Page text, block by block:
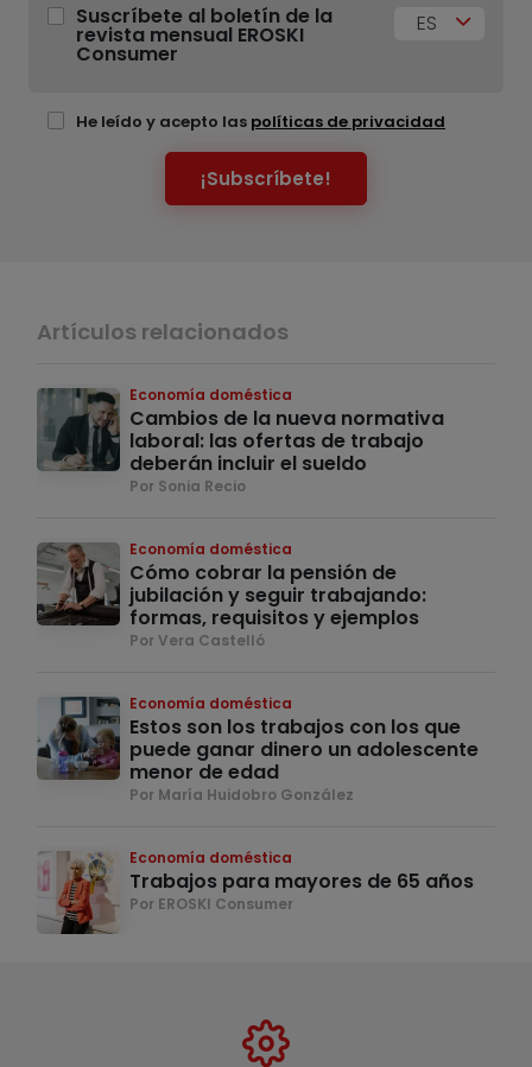
Suscríbete al boletín de la
revista mensual EROSKI
Consumer
ES
He leído y acepto las políticas de privacidad
¡Subscríbete!
Artículos relacionados
Economía doméstica
Cambios de la nueva normativa
laboral: las ofertas de trabajo
deberán incluir el sueldo
Por Sonia Recio
Economía doméstica
Cómo cobrar la pensión de
jubilación y seguir trabajando:
formas, requisitos y ejemplos
Por Vera Castelló
Economía doméstica
Estos son los trabajos con los que
puede ganar dinero un adolescente
menor de edad
Por María Huidobro González
Economía doméstica
Trabajos para mayores de 65 años
Por EROSKI Consumer